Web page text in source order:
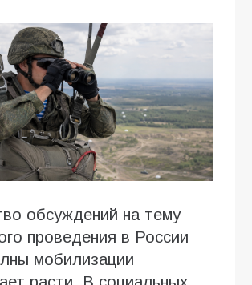
обсуждений на тему
проведения в России
мобилизации